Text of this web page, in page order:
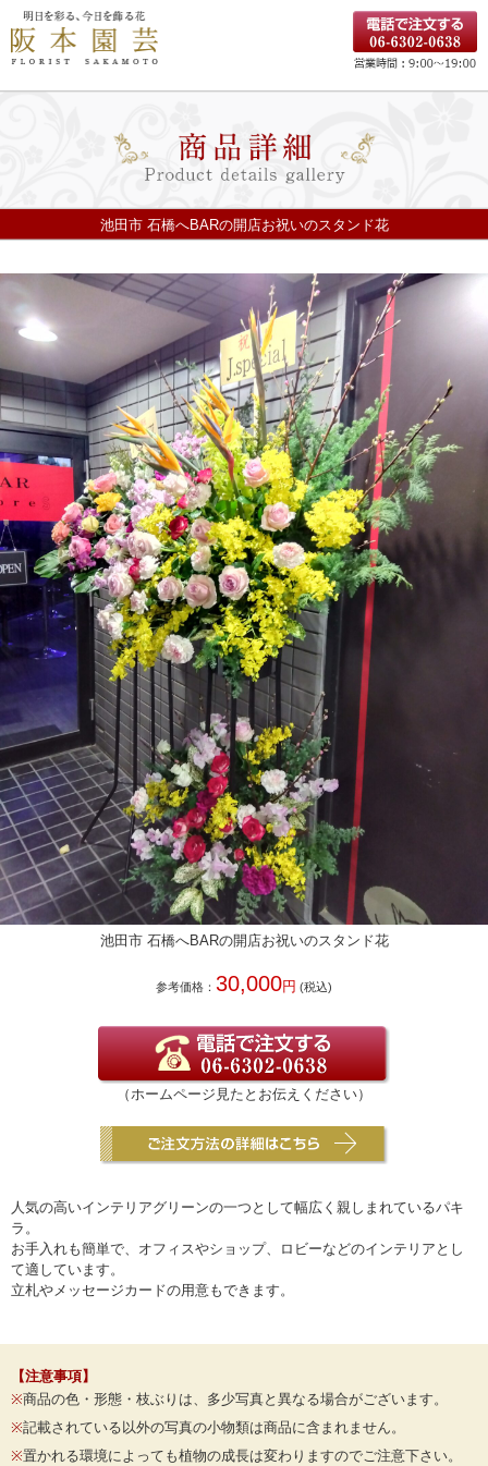
池田市 石橋へBARの開店お祝いのスタンド花
池田市 石橋へBARの開店お祝いのスタンド花
参考価格： 30,000円 (税込)
（ホームページ見たとお伝えください）
人気の高いインテリアグリーンの一つとして幅広く親しまれているパキ
ラ。
お手入れも簡単で、オフィスやショップ、ロビーなどのインテリアとし
て適しています。
立札やメッセージカードの用意もできます。
【注意事項】
※商品の色・形態・枝ぶりは、多少写真と異なる場合がございます。
※記載されている以外の写真の小物類は商品に含まれません。
※置かれる環境によっても植物の成長は変わりますのでご注意下さい。